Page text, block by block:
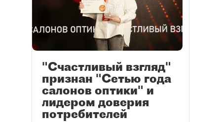
"Счастливый взгляд"
признан "Сетью года
салонов оптики" и
лидером доверия
потребителей